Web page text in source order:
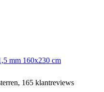
mm 160x230 cm
165 klantreviews